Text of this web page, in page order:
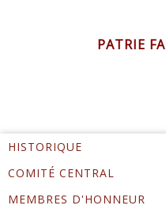
PATRIE
HISTORIQUE
COMITÉ CENTRAL
MEMBRES D'HONNEUR